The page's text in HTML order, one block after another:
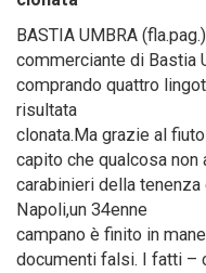
BASTIA UMBRA
commerciante di Bastia
comprando quattro
risultata
clonata.Ma grazie al
capito che qualcosa non
carabinieri della tenenza
Napoli,un 34enne
campano è finito in
documenti falsi. I fatti –